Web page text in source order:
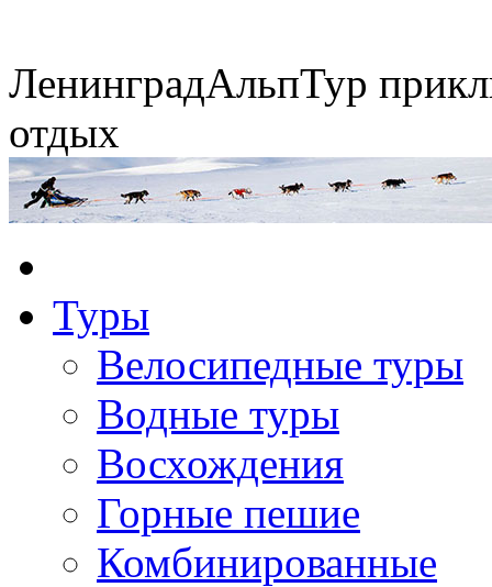
ЛенинградАльпТур
отдых
Туры
Велосипедные туры
Водные туры
Восхождения
Горные пешие
Комбинированные